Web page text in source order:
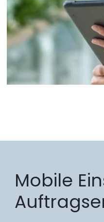
Mobile